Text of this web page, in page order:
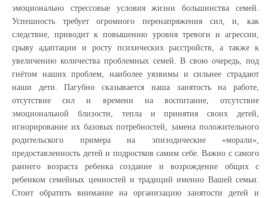
эмоционально стрессовые условия жизни большинства семей.
Успешность требует огромного перенапряжения сил, и, как
следствие, приводит к повышению уровня тревоги и агрессии,
срыву адаптации и росту психических расстройств, а также к
увеличению количества проблемных семей. В свою очередь, под
гнётом наших проблем, наиболее уязвимы и сильнее страдают
наши дети. Пагубно сказывается наша занятость на работе,
отсутствие сил и времени на воспитание, отсутствие
эмоциональной близости, тепла и принятия своих детей,
игнорирование их базовых потребностей, замена положительного
родительского примера на эпизодические «морали»,
предоставленность детей и подростков самим себе. Важно с самого
раннего возраста ребенка создание и возрождение общих с
ребенком семейных ценностей и традиций именно Вашей семьи.
Стоит обратить внимание на организацию занятости детей и